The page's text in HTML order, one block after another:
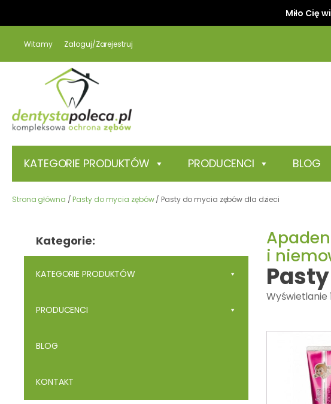
Miło Cię
Witamy Zaloguj/Zarejestruj
KATEGORIE PRODUKTÓW PRODUCENCI BLOG
Strona główna / Pasty do mycia zębów/ Pasty do mycia zębów dla dzieci
Kategorie:
KATEGORIE PRODUKTÓW
PRODUCENCI
BLOG
KONTAKT
i
Wyświetlanie